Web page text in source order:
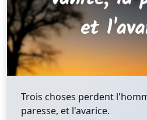
Trois choses perdent
paresse, et l'avarice.